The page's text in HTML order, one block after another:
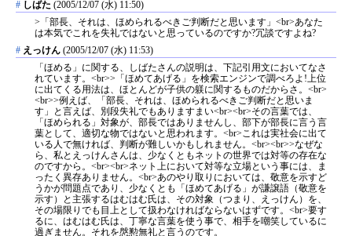
# しばた (2005/12/07 (水) 11:50)
>「部長、それは、ほめられるべきご判断だと思います」<br>あなた
は本気でこれを失礼ではないと思っているのですか?冗談ですよね?
# えっけん (2005/12/07 (水) 11:53)
「ほめる」に関する、しばたさんの説明は、下記引用文においてなさ
れています。<br>>「ほめてあげる」を検索エンジンで調べろよ!上位
に出てくる用法は、ほとんどが子供の躾に関するものだからさ。<br>
<br>>例えば、「部長、それは、ほめられるべきご判断だと思いま
す」と言えば、別段失礼でもありますまい<br><br>その言葉では、
「ほめられる」対象が、部長ではありませんし、部下が部長に言う言
葉として、適切な物ではないと思われます。<br>これは実社会に出て
いる人で無ければ、判断が難しいかもしれません。<br><br>>なぜな
ら、私とえっけんさんは、少なくともネットの世界では対等の存在な
のですから。<br><br>ネット上において対等な立場という事には、ま
ったく異存ありません。<br>あのやり取りにおいては、敬意を示すど
うかが問題点であり、少なくとも「ほめてあげる」が謙譲語（敬意を
示す）と主張するはむはむ氏は、その対象（つまり、えっけん）を、
その場限りでも目上として扱わなければならないはずです。<br>要す
るに、はむはむ氏は、丁寧な言葉を使う事で、相手を嘲笑しているに
過ぎません。それを慇懃無礼と言うのです。